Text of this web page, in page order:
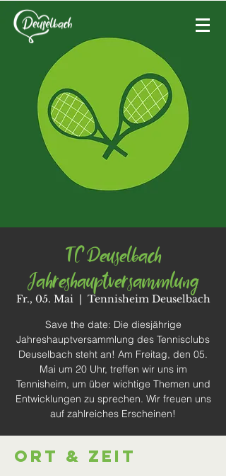
TC Deuselbach
Jahreshauptversammlung
Fr., 05. Mai
  |
Tennisheim Deuselbach
Save the date: Die diesjährige
Jahreshauptversammlung des Tennisclubs
Deuselbach steht an! Am Freitag, den 05.
Mai um 20 Uhr, treffen wir uns im
Tennisheim, um über wichtige Themen und
Entwicklungen zu sprechen. Wir freuen uns
auf zahlreiches Erscheinen!
Ort & Zeit